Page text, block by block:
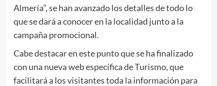
Almería”, se han avanzado los detalles de todo lo
que se dará a conocer en la localidad junto a la
campaña promocional.
Cabe destacar en este punto que se ha finalizado
con una nueva web específica de Turismo, que
facilitará a los visitantes toda la información para